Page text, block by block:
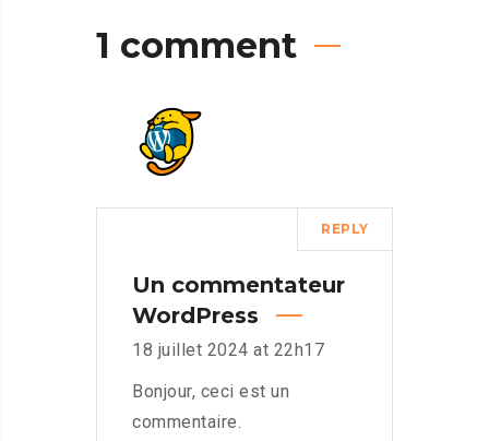
1 comment
Un commentateur
WordPress
18 juillet 2024 at 22h17
REPLY
Bonjour, ceci est un
commentaire.